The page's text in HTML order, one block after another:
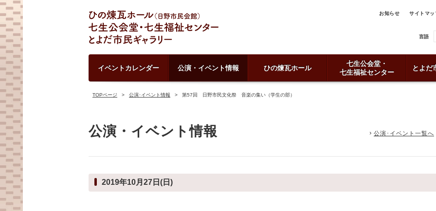
お知らせ サイトマッ
言語
イベントカレンダー 公演・イベント情報 ひの煉瓦ホール
七生公会堂・
七生福祉センター
とよだ
TOPページ 公演･イベント情報 第57回 日野市民文化祭 音楽の集い（学生の部）
公演・イベント情報 公演･イベント一覧へ
2019年10月27日(日)